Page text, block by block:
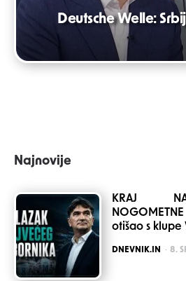
Deutsche Welle:
Najnovije
KRAJ
otišao s klupe
POSTED
DNEVNIK.IN 8.